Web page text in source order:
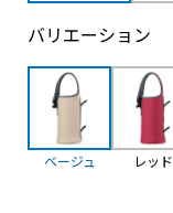
バリエーション
ベージュ レッド